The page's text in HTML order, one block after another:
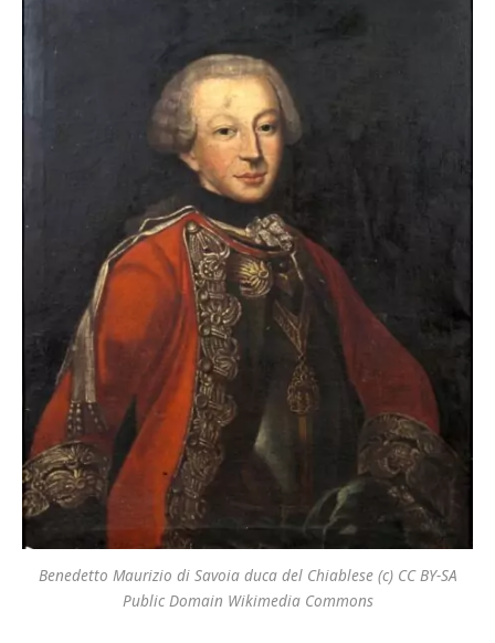
Benedetto Maurizio di Savoia duca del Chiablese (c) CC BY-SA
Public Domain Wikimedia Commons